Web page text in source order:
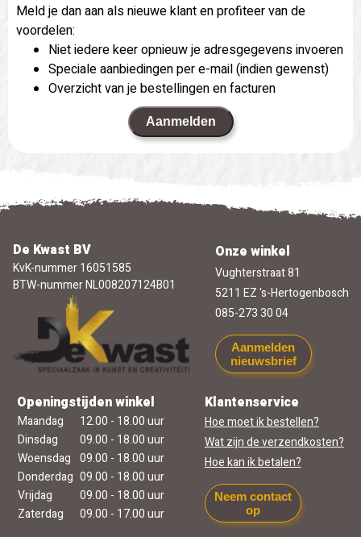
Meld je dan aan als nieuwe klant en profiteer van de
voordelen:
Niet iedere keer opnieuw je adresgegevens invoeren
Speciale aanbiedingen per e-mail (indien gewenst)
Overzicht van je bestellingen en facturen
Aanmelden
De Kwast BV
KvK-nummer 16051585
BTW-nummer NL008207124B01
Onze winkel
Vughterstraat 81
5211 EZ 's-Hertogenbosch
085-273 30 04
Aanmelden
nieuwsbrief
Openingstijden winkel
Maandag
12.00 - 18.00 uur
Dinsdag
09.00 - 18.00 uur
Woensdag 09.00 - 18.00 uur
Donderdag 09.00 - 18.00 uur
Vrijdag
09.00 - 18.00 uur
Zaterdag
09.00 - 17.00 uur
Klantenservice
Hoe moet ik bestellen?
Wat zijn de verzendkosten?
Hoe kan ik betalen?
Neem contact
op